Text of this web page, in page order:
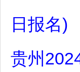
日报名)
贵州